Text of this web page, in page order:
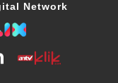
Network